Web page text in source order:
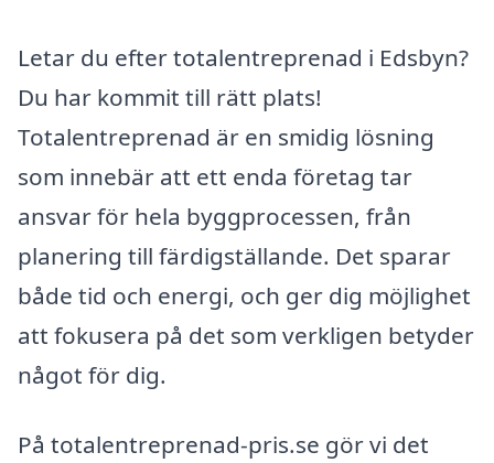
Letar du efter totalentreprenad i Edsbyn?
Du har kommit till rätt plats!
Totalentreprenad är en smidig lösning
som innebär att ett enda företag tar
ansvar för hela byggprocessen, från
planering till färdigställande. Det sparar
både tid och energi, och ger dig möjlighet
att fokusera på det som verkligen betyder
något för dig.
På totalentreprenad-pris.se gör vi det